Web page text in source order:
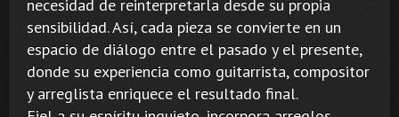
necesidad de reinterpretarla desde su propia
sensibilidad. Así, cada pieza se convierte en un
espacio de diálogo entre el pasado y el presente,
donde su experiencia como guitarrista, compositor
y arreglista enriquece el resultado final.